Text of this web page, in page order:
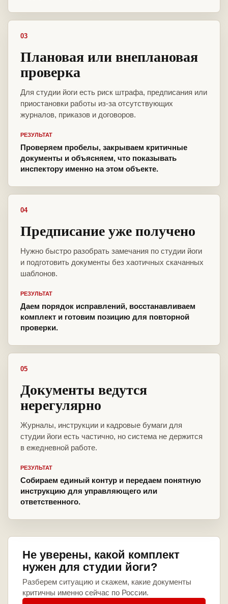
03
Плановая или внеплановая
проверка
Для студии йоги есть риск штрафа, предписания или
приостановки работы из-за отсутствующих
журналов, приказов и договоров.
РЕЗУЛЬТАТ
Проверяем пробелы, закрываем критичные
документы и объясняем, что показывать
инспектору именно на этом объекте.
04
Предписание уже получено
Нужно быстро разобрать замечания по студии йоги
и подготовить документы без хаотичных скачанных
шаблонов.
РЕЗУЛЬТАТ
Даем порядок исправлений, восстанавливаем
комплект и готовим позицию для повторной
проверки.
05
Документы ведутся
нерегулярно
Журналы, инструкции и кадровые бумаги для
студии йоги есть частично, но система не держится
в ежедневной работе.
РЕЗУЛЬТАТ
Собираем единый контур и передаем понятную
инструкцию для управляющего или
ответственного.
Не уверены, какой комплект
нужен для студии йоги?
Разберем ситуацию и скажем, какие документы
критичны именно сейчас по России.